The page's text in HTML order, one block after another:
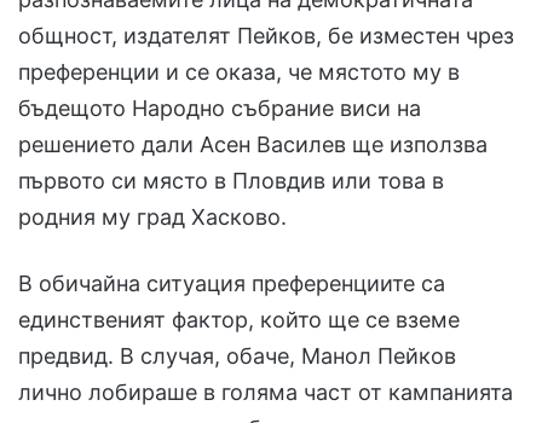
общност, издателят Пейков, бе изместен чрез
преференции и се оказа, че мястото му в
бъдещото Народно събрание виси на
решението дали Асен Василев ще използва
първото си място в Пловдив или това в
родния му град Хасково.
В обичайна ситуация преференциите са
единственият фактор, който ще се вземе
предвид. В случая, обаче, Манол Пейков
лично лобираше в голяма част от кампанията